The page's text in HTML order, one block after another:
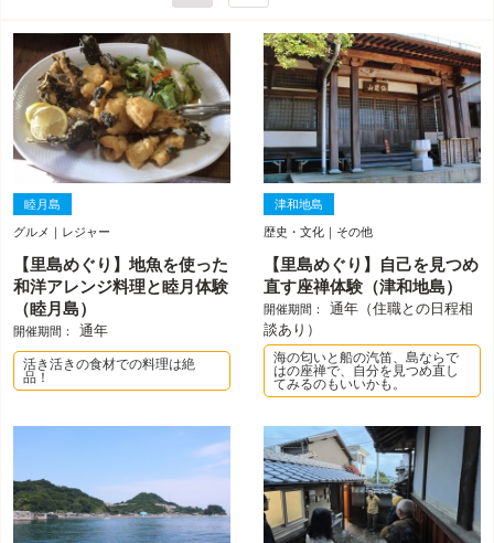
睦月島
グルメ｜レジャー
【里島めぐり】地魚を使った
和洋アレンジ料理と睦月体験
（睦月島）
開催期間： 通年
活き活きの食材での料理は絶
品！
津和地島
歴史・文化｜その他
【里島めぐり】自己を見つめ
直す座禅体験（津和地島）
開催期間：
通年（住職との日程相
談あり）
海の匂いと船の汽笛、島ならで
はの座禅で、自分を見つめ直し
てみるのもいいかも。